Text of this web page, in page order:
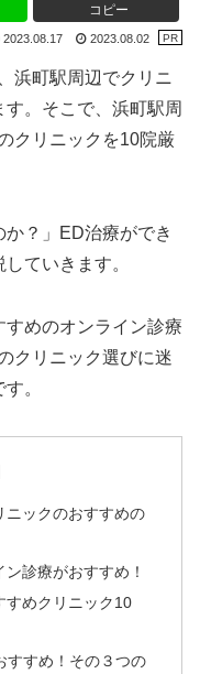
コピー
2023.08.17 2023.08.02
浜町駅周辺でクリニ
。そこで、浜町駅周
クリニックを10院厳
か？」ED治療ができ
ていきます。
めのオンライン診療
クリニック選びに迷
。
ニックのおすすめの
診療がおすすめ！
すめクリニック10
すすめ！その３つの